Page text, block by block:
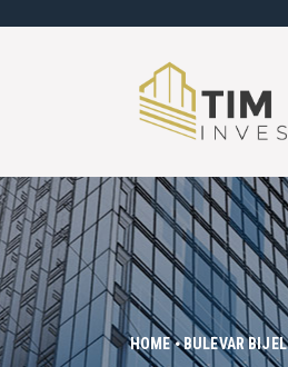
HOME BULEVAR